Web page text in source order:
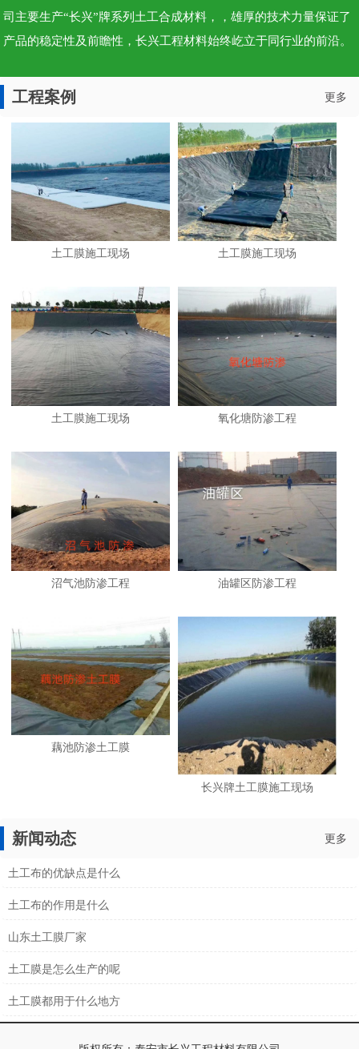
司主要生产“长兴”牌系列土工合成材料，，雄厚的技术力量保证了
产品的稳定性及前瞻性，长兴工程材料始终屹立于同行业的前沿。
工程案例 更多
土工膜施工现场 土工膜施工现场
土工膜施工现场 氧化塘防渗工程
沼气池防渗工程 油罐区防渗工程
藕池防渗土工膜
长兴牌土工膜施工现场
新闻动态 更多
土工布的优缺点是什么
土工布的作用是什么
山东土工膜厂家
土工膜是怎么生产的呢
土工膜都用于什么地方